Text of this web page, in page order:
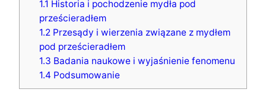
1.1 Historia i pochodzenie mydła pod
prześcieradłem
1.2 Przesądy i wierzenia związane z mydłem
pod prześcieradłem
1.3 Badania naukowe i wyjaśnienie fenomenu
1.4 Podsumowanie